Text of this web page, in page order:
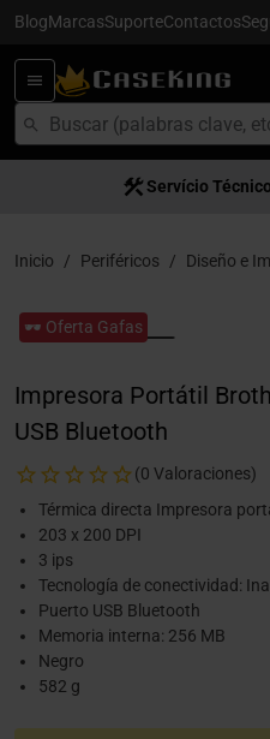
BlogMarcasSuporteContactos
Servício
Inicio Periféricos Diseño e
🕶️ Oferta Gafas
Impresora Portátil
USB Bluetooth
(0 Valoraciones)
Térmica directa Impresora
203 x 200 DPI
3 ips
Tecnología de conectividad:
Puerto USB Bluetooth
Memoria interna: 256 MB
Negro
582 g